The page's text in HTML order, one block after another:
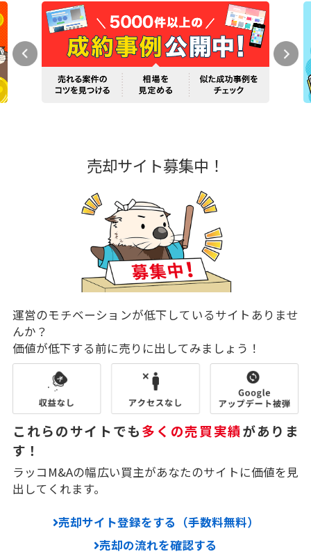
売却サイト募集中！
運営のモチベーションが低下しているサイトありませ
んか？
価値が低下する前に売りに出してみましょう！
これらのサイトでも多くの売買実績がありま
す！
ラッコM&Aの幅広い買主があなたのサイトに価値を見
出してくれます。
売却サイト登録をする（手数料無料）
売却の流れを確認する